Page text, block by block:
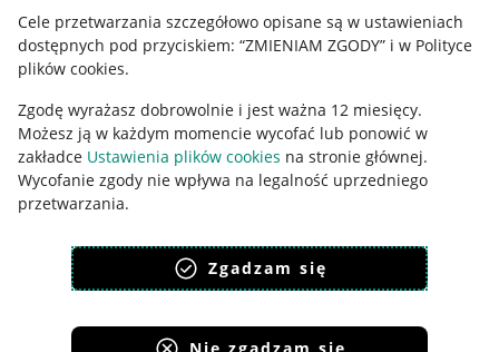
Cele przetwarzania szczegółowo opisane są w ustawieniach
dostępnych pod przyciskiem: “ZMIENIAM ZGODY” i w Polityce
plików cookies.
Zgodę wyrażasz dobrowolnie i jest ważna 12 miesięcy.
Możesz ją w każdym momencie wycofać lub ponowić w
zakładce Ustawienia plików cookies na stronie głównej.
Wycofanie zgody nie wpływa na legalność uprzedniego
przetwarzania.
polityka plików cookies
polityka ochrony prywatności
Zgadzam się
Informacje dla Aktu o Usługach Cyfrowych
Pobierz aplikację